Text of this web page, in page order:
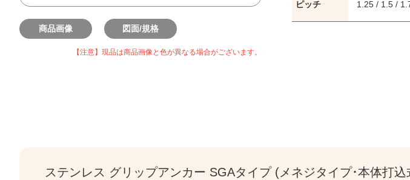
商品画像 図面/規格
【注意】現品は商品画像と色が異なる場合がございます。
ピッチ 1.25 / 1.5 /
ステンレス グリップアンカー SGAタイプ (メネジタイプ･本体打